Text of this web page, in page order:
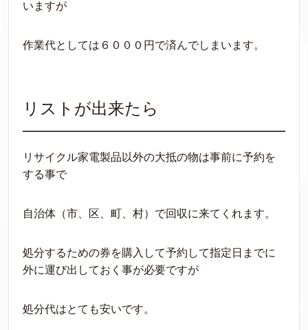
いますが
作業代としては６０００円で済んでしまいます。
リストが出来たら
リサイクル家電製品以外の大抵の物は事前に予約を
する事で
自治体（市、区、町、村）で回収に来てくれます。
処分するための券を購入して予約して指定日までに
外に運び出しておく事が必要ですが
処分代はとても安いです。